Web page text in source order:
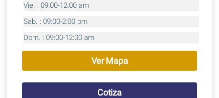
Vie. : 09:00-12:00 am
Sab. : 09:00-2:00 pm
Dom. : 09:00-12:00 am
Ver Mapa
Cotiza